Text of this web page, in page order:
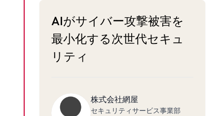
AIがサイバー攻撃被害を
最小化する次世代セキュ
リティ
株式会社網屋
セキュリティサービス事業部